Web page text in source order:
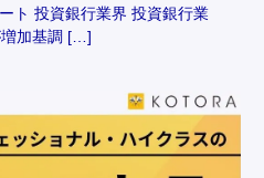
ト 投資銀行業界 投資銀行業
増加基調 […]